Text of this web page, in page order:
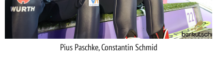
Pius Paschke, Constantin Schmid